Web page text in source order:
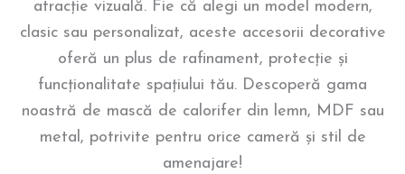
atracție vizuală. Fie că alegi un model modern,
clasic sau personalizat, aceste accesorii decorative
oferă un plus de rafinament, protecție și
funcționalitate spațiului tău. Descoperă gama
noastră de mască de calorifer din lemn, MDF sau
metal, potrivite pentru orice cameră și stil de
amenajare!